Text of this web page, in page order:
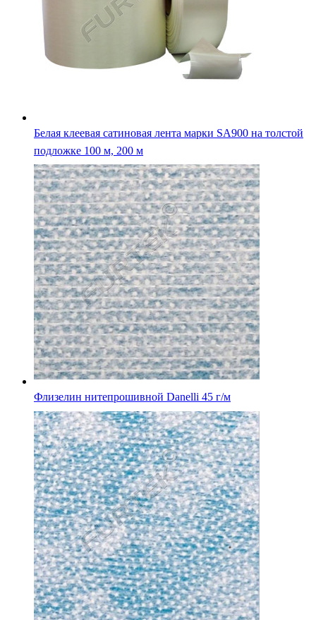
Белая клеевая сатиновая лента марки SA900 на толстой
подложке 100 м, 200 м
Флизелин нитепрошивной Danelli 45 г/м